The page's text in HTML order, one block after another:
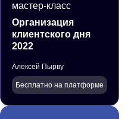
мастер-класс
Организация
клиентского дня
2022
Бесплатно на платформе
Алексей Пырву